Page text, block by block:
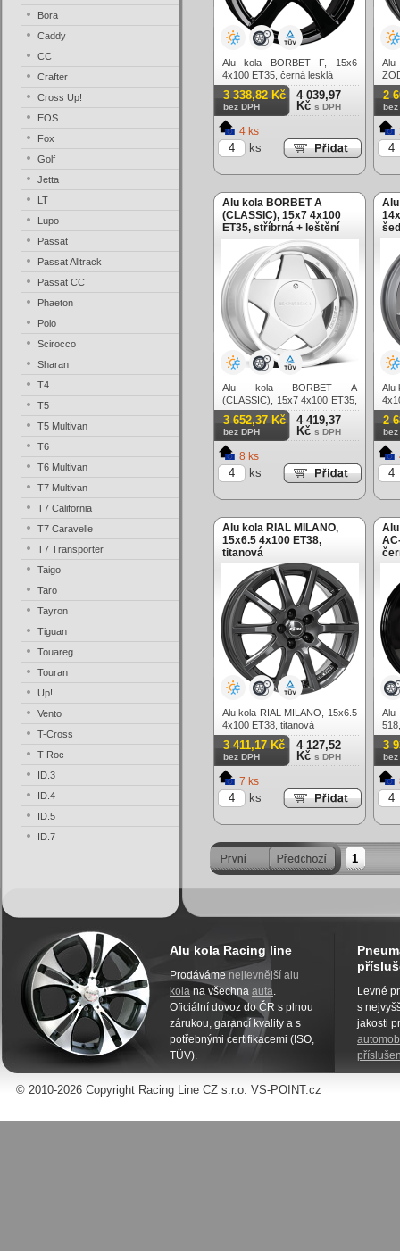
Alu kola BORBET F, 15x6
4x100 ET35, černá lesklá
3 338,82 Kč
bez DPH
4 039,97
Kč s DPH
4 ks
ks
2
bez
Alu kola BORBET A
(CLASSIC), 15x7 4x100
ET35, stříbrná + leštění
Alu kola BORBET A
(CLASSIC), 15x7 4x100 ET35,
stříbrná + leštění
3 652,37 Kč
bez DPH
4 419,37
Kč s DPH
8 ks
ks
Alu
Alu
2
bez
Alu kola RIAL MILANO,
15x6.5 4x100 ET38,
titanová
Alu kola RIAL MILANO, 15x6.5
4x100 ET38, titanová
3 411,17 Kč
bez DPH
4 127,52
Kč s DPH
7 ks
ks
Alu
3
bez
1
Bora
Caddy
CC
Crafter
Cross Up!
EOS
Fox
Golf
Jetta
LT
Lupo
Passat
Passat Alltrack
Passat CC
Phaeton
Polo
Scirocco
Sharan
T4
T5
T5 Multivan
T6
T6 Multivan
T7 Multivan
T7 California
T7 Caravelle
T7 Transporter
Taigo
Taro
Tayron
Tiguan
Touareg
Touran
Up!
Vento
T-Cross
T-Roc
ID.3
ID.4
ID.5
ID.7
Alu kola Racing line
Prodáváme nejlevnější alu
kola na všechna auta.
Oficiální dovoz do ČR s plnou
zárukou, garancí kvality a s
potřebnými certifikacemi (ISO,
TÜV).
Levné
s
jakosti
© 2010-2026 Copyright Racing Line CZ s.r.o. VS-POINT.cz